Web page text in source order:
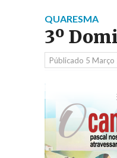
QUARESMA
3º
Públicado 5 Março